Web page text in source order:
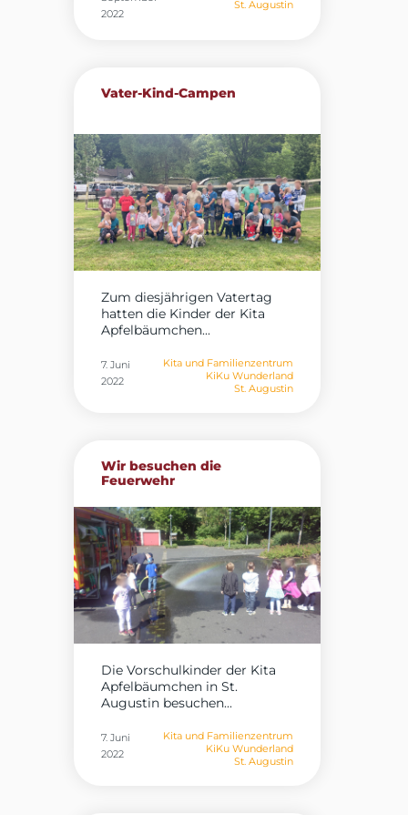
2022
St. Augustin
Vater-Kind-Campen
Zum diesjährigen Vatertag
hatten die Kinder der Kita
Apfelbäumchen...
7. Juni
2022
Kita und Familienzentrum
KiKu Wunderland
St. Augustin
Wir besuchen die
Feuerwehr
Die Vorschulkinder der Kita
Apfelbäumchen in St.
Augustin besuchen...
7. Juni
2022
Kita und Familienzentrum
KiKu Wunderland
St. Augustin